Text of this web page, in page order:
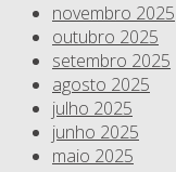
novembro 2025
outubro 2025
setembro 2025
agosto 2025
julho 2025
junho 2025
maio 2025